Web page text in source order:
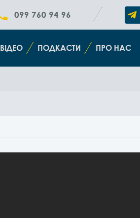
099 760 94 96
ВІДЕО ПОДКАСТИ ПРО НАС